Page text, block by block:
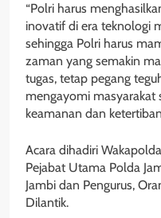
“Polri harus
inovatif di era teknologi
sehingga Polri harus
zaman yang semakin
tugas, tetap pegang
mengayomi masyarakat
keamanan dan
Acara dihadiri
Pejabat Utama Polda
Jambi dan Pengurus,
Dilantik.